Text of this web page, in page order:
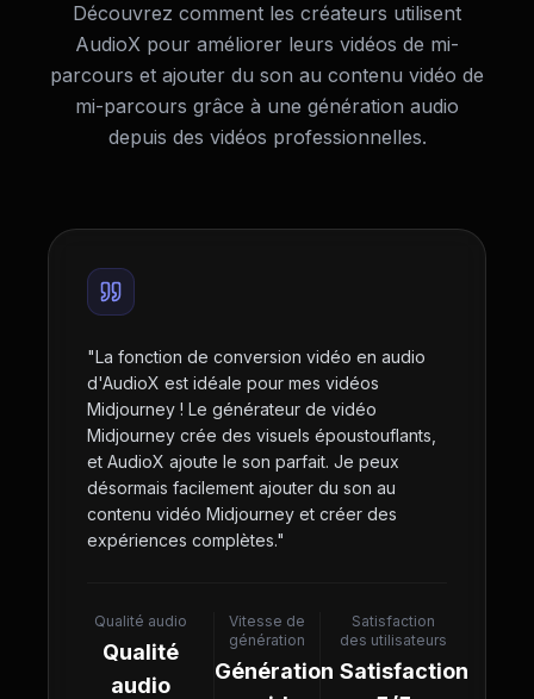
Découvrez comment les créateurs utilisent
AudioX pour améliorer leurs vidéos de mi-
parcours et ajouter du son au contenu vidéo de
mi-parcours grâce à une génération audio
depuis des vidéos professionnelles.
"La fonction de conversion vidéo en audio
d'AudioX est idéale pour mes vidéos
Midjourney ! Le générateur de vidéo
Midjourney crée des visuels époustouflants,
et AudioX ajoute le son parfait. Je peux
désormais facilement ajouter du son au
contenu vidéo Midjourney et créer des
expériences complètes."
Qualité audio
Qualité
audio
Vitesse de
génération
Génération
Satisfaction
des utilisateurs
Satisfaction